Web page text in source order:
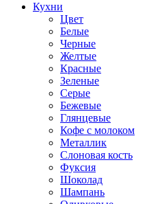
Кухни
Цвет
Белые
Черные
Желтые
Красные
Зеленые
Серые
Бежевые
Глянцевые
Кофе с молоком
Металлик
Слоновая кость
Фуксия
Шоколад
Шампань